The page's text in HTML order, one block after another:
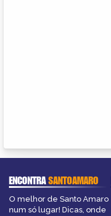
ENCONTRASANTOAMARO
O melhor de Santo Amaro
num só lugar! Dicas, onde